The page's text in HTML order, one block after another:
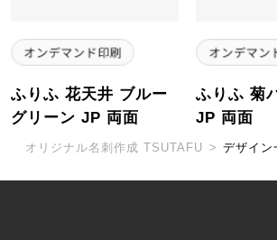
ふりふ 花天井 ブルー
グリーン JP 両面
ふりふ 菊
JP 両面
オリジナル名刺作成 TSUTAFU > デザイン